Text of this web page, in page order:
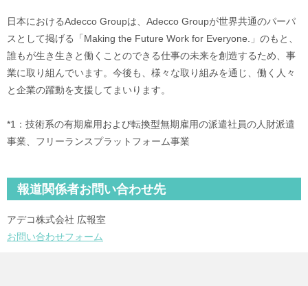
日本におけるAdecco Groupは、Adecco Groupが世界共通のパーパ
スとして掲げる「Making the Future Work for Everyone.」のもと、
誰もが生き生きと働くことのできる仕事の未来を創造するため、事
業に取り組んでいます。今後も、様々な取り組みを通じ、働く人々
と企業の躍動を支援してまいります。
*1：技術系の有期雇用および転換型無期雇用の派遣社員の人財派遣
事業、フリーランスプラットフォーム事業
報道関係者お問い合わせ先
アデコ株式会社 広報室
お問い合わせフォーム